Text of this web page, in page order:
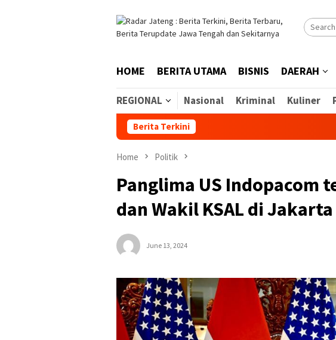
HOME BERITA UTAMA BISNIS DAERAH
REGIONAL Nasional Kriminal Kuliner
Berita Terkini
Home Politik
Panglima US Indopacom
dan Wakil KSAL di Jakarta
June 13, 2024